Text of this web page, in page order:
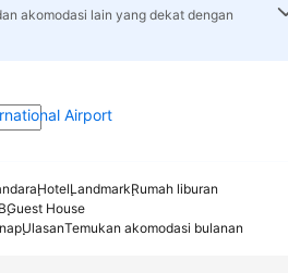
akomodasi lain yang dekat dengan
Airport
HotelLandmarkRumah liburan
Guest House
UlasanTemukan akomodasi bulanan